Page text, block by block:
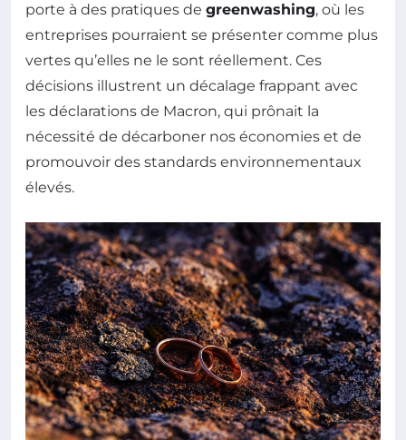
porte à des pratiques de greenwashing, où les
entreprises pourraient se présenter comme plus
vertes qu’elles ne le sont réellement. Ces
décisions illustrent un décalage frappant avec
les déclarations de Macron, qui prônait la
nécessité de décarboner nos économies et de
promouvoir des standards environnementaux
élevés.